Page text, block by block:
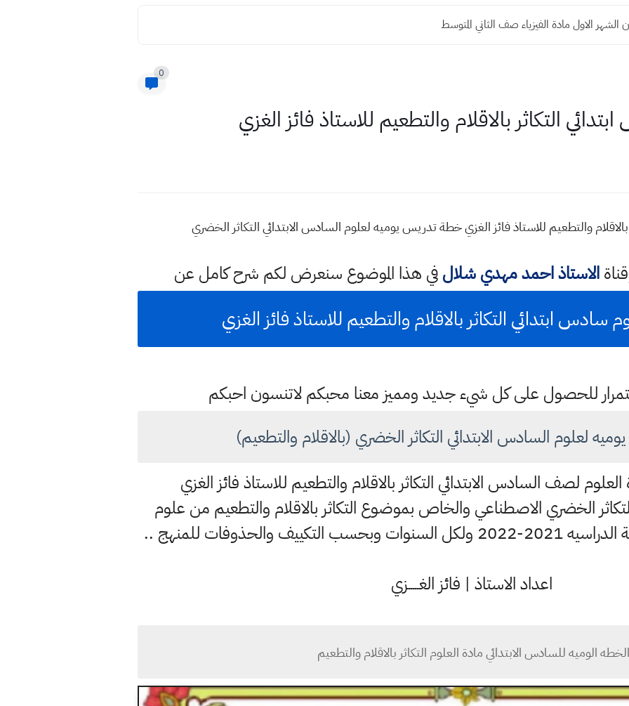
الشهر الاول مادة الفيزياء صف الثاني المتوسط
0
التكاثر بالاقلام والتطعيم للاستاذ فائز الغزي
والتطعيم للاستاذ فائز الغزي خطة تدريس يوميه لعلوم السادس الابتدائي التكاثر الخضري
الاستاذ احمد مهدي شلالفي هذا الموضوع سنعرض لكم شرح كامل عن
ابتدائي التكاثر بالاقلام والتطعيم للاستاذ فائز الغزي
للحصول على كل شيء جديد ومميز معنا محبكم لاتنسون احبكم
لعلوم السادس الابتدائي التكاثر الخضري (بالاقلام والتطعيم)
لصف السادس الابتدائي التكاثر بالاقلام والتطعيم للاستاذ فائز الغزي
الخضري الاصطناعي والخاص بموضوع التكاثر بالاقلام والتطعيم من علوم
والحذوفات للمنهج ..
اعداد الاستاذ | فائز الغـــــزي
الخطه الوميه للسادس الابتدائي مادة العلوم التكاثر بالاقلام والتطعيم